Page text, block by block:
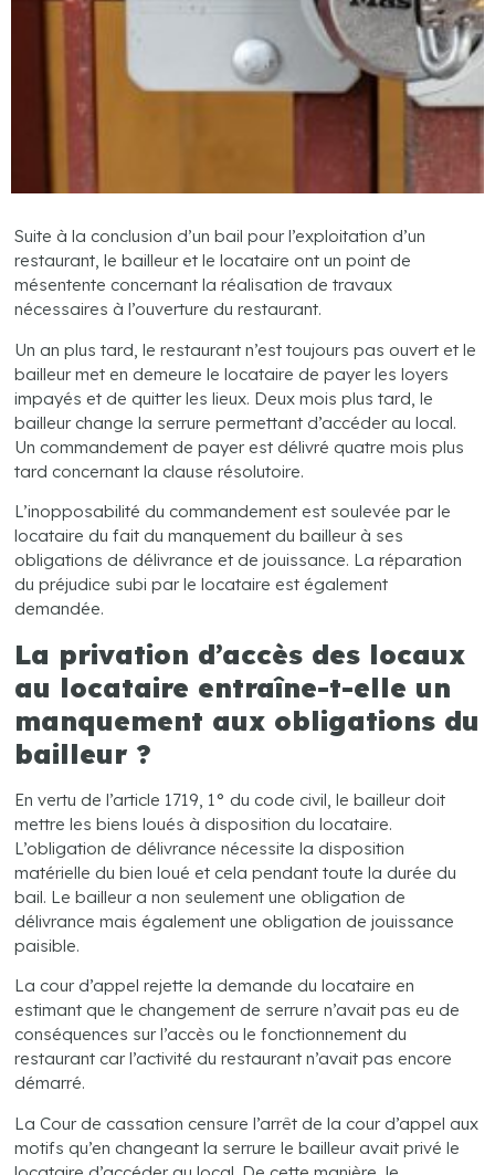
Suite à la conclusion d’un bail pour l’exploitation d’un
restaurant, le bailleur et le locataire ont un point de
mésentente concernant la réalisation de travaux
nécessaires à l’ouverture du restaurant.
Un an plus tard, le restaurant n’est toujours pas ouvert et le
bailleur met en demeure le locataire de payer les loyers
impayés et de quitter les lieux. Deux mois plus tard, le
bailleur change la serrure permettant d’accéder au local.
Un commandement de payer est délivré quatre mois plus
tard concernant la clause résolutoire.
L’inopposabilité du commandement est soulevée par le
locataire du fait du manquement du bailleur à ses
obligations de délivrance et de jouissance. La réparation
du préjudice subi par le locataire est également
demandée.
La privation d’accès des locaux
au locataire entraîne-t-elle un
manquement aux obligations du
bailleur ?
En vertu de l’article 1719, 1° du code civil, le bailleur doit
mettre les biens loués à disposition du locataire.
L’obligation de délivrance nécessite la disposition
matérielle du bien loué et cela pendant toute la durée du
bail. Le bailleur a non seulement une obligation de
délivrance mais également une obligation de jouissance
paisible.
La cour d’appel rejette la demande du locataire en
estimant que le changement de serrure n’avait pas eu de
conséquences sur l’accès ou le fonctionnement du
restaurant car l’activité du restaurant n’avait pas encore
démarré.
La Cour de cassation censure l’arrêt de la cour d’appel aux
motifs qu’en changeant la serrure le bailleur avait privé le